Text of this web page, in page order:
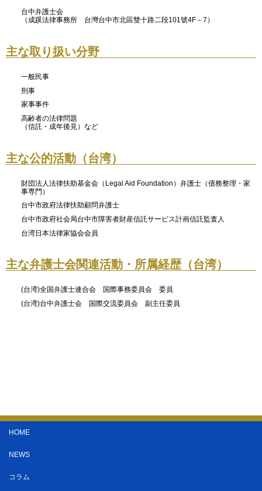
台中弁護士会
（成蹊法律事務所 台灣台中市北區雙十路二段101號4F－7）
主な取り扱い分野
一般民事
刑事
家事事件
高齢者の法律問題
（信託・成年後見）など
主な公的活動（台湾）
財団法人法律扶助基金会（Legal Aid Foundation）弁護士（債務整理・家
事専門）
台中市政府法律扶助顧問弁護士
台中市政府社会局台中市障害者財産信託サービス計画信託監査人
台湾日本法律家協会会員
主な弁護士会関連活動・所属経歴（台湾）
(台湾)全国弁護士連合会 国際事務委員会 委員
(台湾)台中弁護士会 国際交流委員会 副主任委員
HOME
NEWS
コラム